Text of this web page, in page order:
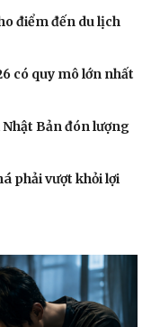
điểm đến du lịch
có quy mô lớn nhất
Bản đón lượng
phải vượt khỏi lợi